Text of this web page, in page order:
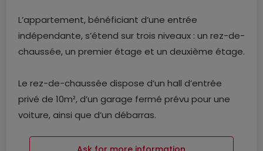
L’appartement, bénéficiant d’une entrée
indépendante, s’étend sur trois niveaux : un rez-de-
chaussée, un premier étage et un deuxième étage.
Le rez-de-chaussée dispose d’un hall d’entrée
privé de 10m², d’un garage fermé prévu pour une
voiture, ainsi que d’un débarras.
Au premier étage, un hall de 10m² donne accès à un